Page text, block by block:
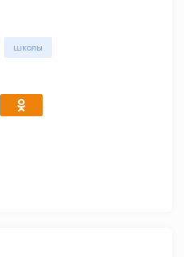
школы